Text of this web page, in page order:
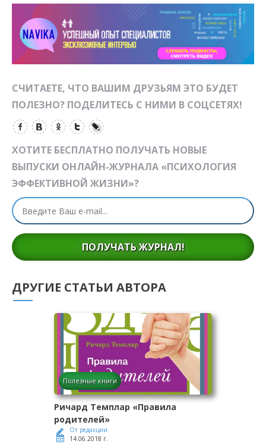
СЧИТАЕТЕ, ЧТО ВАШИМ ДРУЗЬЯМ ЭТО БУДЕТ
ПОЛЕЗНО? ПОДЕЛИТЕСЬ С НИМИ В СОЦСЕТЯХ!
ХОТИТЕ БЕСПЛАТНО ПОЛУЧАТЬ НОВЫЕ
ВЫПУСКИ ОНЛАЙН-ЖУРНАЛА «ПСИХОЛОГИЯ
ЭФФЕКТИВНОЙ ЖИЗНИ»?
ПОЛУЧАТЬ ЖУРНАЛ!
ДРУГИЕ СТАТЬИ АВТОРА
Полезные книги
Ричард Темплар «Правила
родителей»
От редакции
14.06.2018 г.